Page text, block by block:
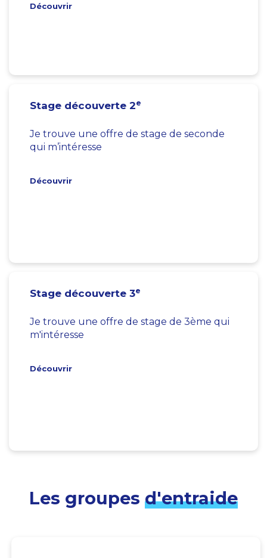
Découvrir
Stage découverte 2e
Je trouve une offre de stage de seconde
qui m’intéresse
Découvrir
Stage découverte 3e
Je trouve une offre de stage de 3ème qui
m'intéresse
Découvrir
Les groupes d'entraide